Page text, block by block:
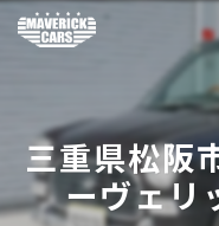
三重県松阪
ーヴェリ